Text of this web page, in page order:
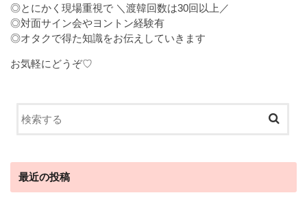
◎とにかく現場重視で ＼渡韓回数は30回以上／
◎対面サイン会やヨントン経験有
◎オタクで得た知識をお伝えしていきます
お気軽にどうぞ♡
最近の投稿